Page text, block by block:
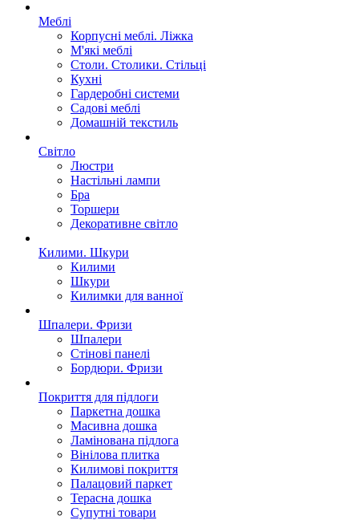
Меблі
Корпусні меблі. Ліжка
М'які меблі
Столи. Столики. Стільці
Кухні
Гардеробні системи
Садові меблі
Домашній текстиль
Світло
Люстри
Настільні лампи
Бра
Торшери
Декоративне світло
Килими. Шкури
Килими
Шкури
Килимки для ванної
Шпалери. Фризи
Шпалери
Стінові панелі
Бордюри. Фризи
Покриття для пiдлоги
Паркетна дошка
Масивна дошка
Ламінована підлога
Вінілова плитка
Килимові покриття
Палацовий паркет
Терасна дошка
Супутні товари